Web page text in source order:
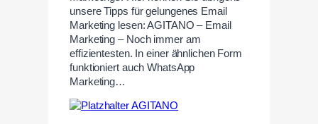
unsere Tipps für gelungenes Email
Marketing lesen: AGITANO – Email
Marketing – Noch immer am
effizientesten. In einer ähnlichen Form
funktioniert auch WhatsApp
Marketing…